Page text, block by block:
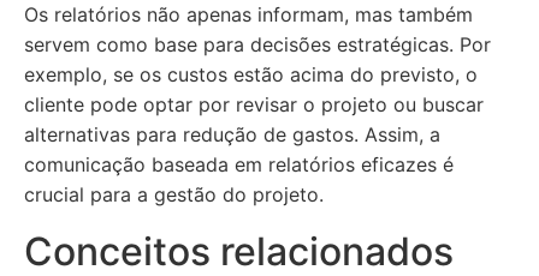
Os relatórios não apenas informam, mas também
servem como base para decisões estratégicas. Por
exemplo, se os custos estão acima do previsto, o
cliente pode optar por revisar o projeto ou buscar
alternativas para redução de gastos. Assim, a
comunicação baseada em relatórios eficazes é
crucial para a gestão do projeto.
Conceitos relacionados